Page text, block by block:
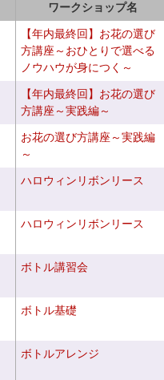
ワークショップ名
【年内最終回】お花の選び
方講座～おひとりで選べる
ノウハウが身につく～
【年内最終回】お花の選び
方講座～実践編～
お花の選び方講座～実践編
～
ハロウィンリボンリース
ハロウィンリボンリース
ボトル講習会
ボトル基礎
ボトルアレンジ